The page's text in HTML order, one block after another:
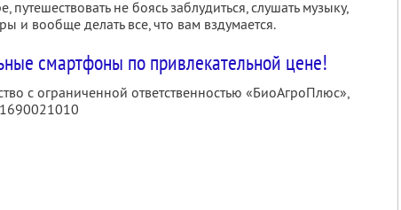
путешествовать не боясь заблудиться, слушать музыку,
и вообще делать все, что вам вздумается.
смартфоны по привлекательной цене!
с ограниченной ответственностью «БиоАгроПлюс»,